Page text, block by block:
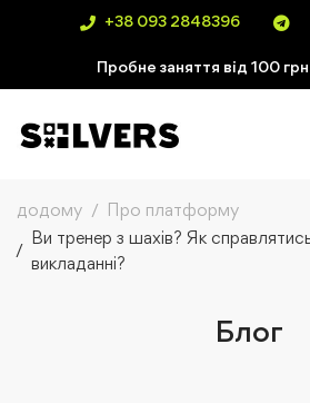
+38 093 2848396
Пробне заняття від 100 грн
додому
Про платформу
Ви тренер з шахів? Як
викладанні?
Блог